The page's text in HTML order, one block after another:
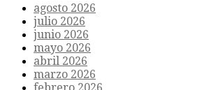
agosto 2026
julio 2026
junio 2026
mayo 2026
abril 2026
marzo 2026